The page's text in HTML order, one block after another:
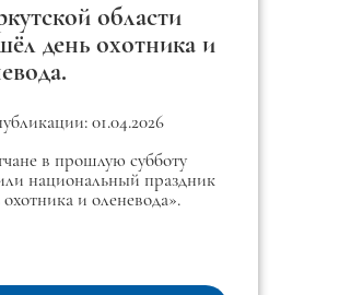
области
день охотника и
01.04.2026
в прошлую субботу
национальный праздник
и оленевода».